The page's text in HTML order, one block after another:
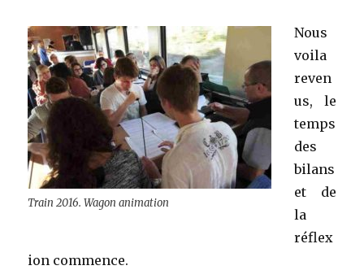
Train 2016. Wagon animation
Nous
voila
reven
us, le
temps
des
bilans
et de
la
réflex
ion commence.